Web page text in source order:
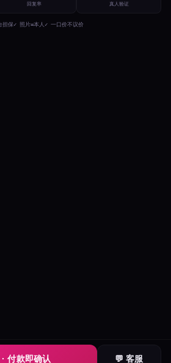
回复率 真人验证
担保✓ 照片=本人 ✓ 一口价不议价
付款即确认 💬 客服